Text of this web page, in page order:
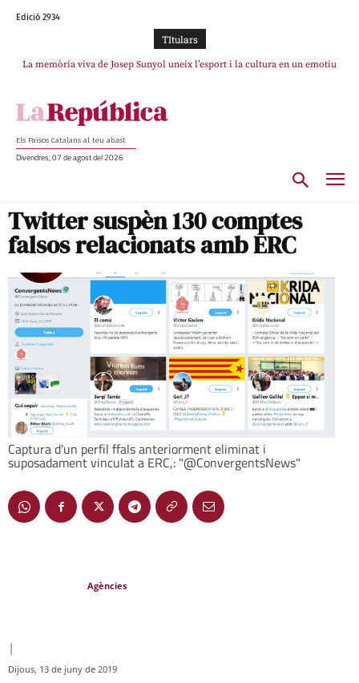
Edició 2934
TItulars
La memòria viva de Josep Sunyol uneix l’esport i la cultura en un emotiu
La “dignitat” a mitges de Marc Puigtió: renuncia a Girona pels àudios però
Els Països Catalans al teu abast
Divendres, 07 de agost del 2026
Twitter suspèn 130 comptes
falsos relacionats amb ERC
Captura d'un perfil ffals anteriorment eliminat i
suposadament vinculat a ERC,: "@ConvergentsNews"
Agències
|
Dijous, 13 de juny de 2019